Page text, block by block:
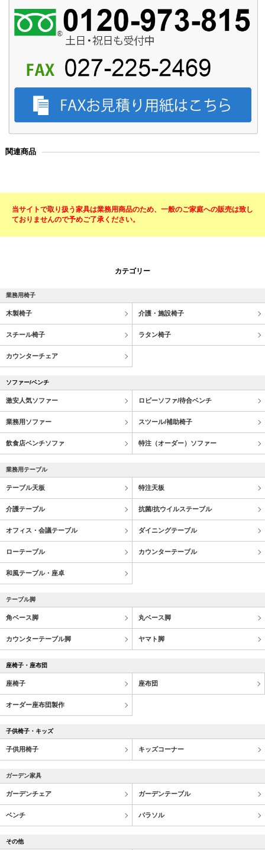
関連商品
当サイトで取り扱う家具は業務用商品のため、一般のご家庭への販売は致し
ておりませんので予めご了承ください。
カテゴリー
業務用椅子
木製椅子 介護・施設椅子
スチール椅子 ラタン椅子
カウンターチェア
ソファー/ベンチ
激安人気ソファー ロビーソファ/待合ベンチ
業務用ソファー スツール/補助椅子
飲食店ベンチソファ 特注（オーダー）ソファー
業務用テーブル
テーブル天板 特注天板
介護テーブル 抗菌/抗ウイルステーブル
オフィス・会議テーブル ダイニングテーブル
ローテーブル カウンターテーブル
和風テーブル・座卓
テーブル脚
角ベース脚 丸ベース脚
カウンターテーブル脚 ヤマト脚
座椅子・座布団
座椅子 座布団
オーダー座布団製作
子供椅子・キッズ
子供用椅子 キッズコーナー
ガーデン家具
ガーデンチェア ガーデンテーブル
ベンチ パラソル
その他